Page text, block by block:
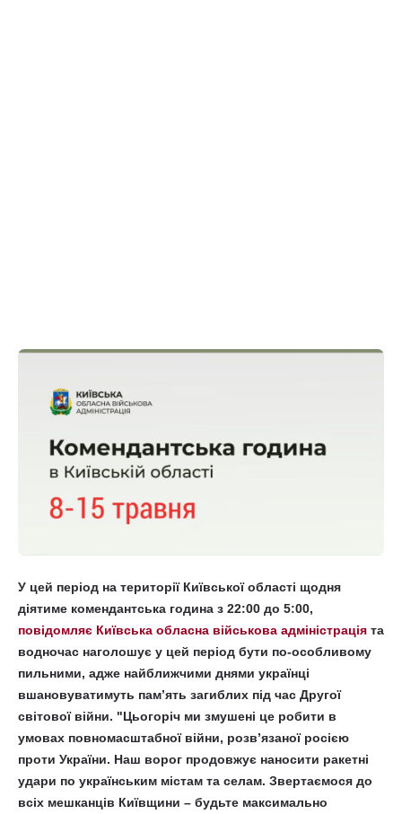
У цей період на території Київської області щодня
діятиме комендантська година з 22:00 до 5:00,
повідомляє Київська обласна військова адміністрація та
водночас наголошує у цей період бути по-особливому
пильними, адже найближчими днями українці
вшановуватимуть пам’ять загиблих під час Другої
світової війни. "Цьогоріч ми змушені це робити в
умовах повномасштабної війни, розв’язаної росією
проти України. Наш ворог продовжує наносити ракетні
удари по українським містам та селам. Звертаємося до
всіх мешканців Київщини – будьте максимально